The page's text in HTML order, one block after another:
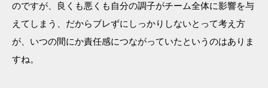
のですが、良くも悪くも自分の調子がチーム全体に影響を与
えてしまう、だからブレずにしっかりしないとって考え方
が、いつの間にか責任感につながっていたというのはありま
すね。